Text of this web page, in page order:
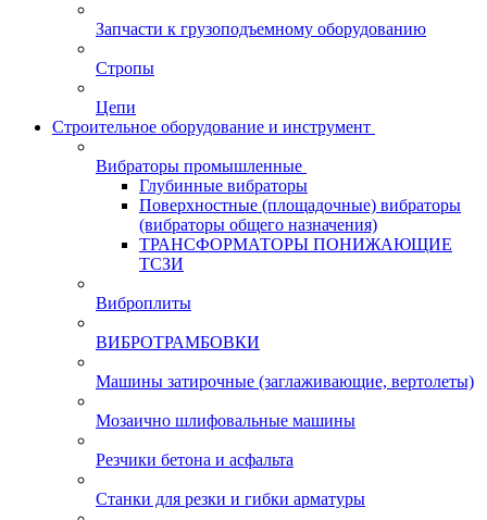
Запчасти к грузоподъемному оборудованию
Стропы
Цепи
Строительное оборудование и инструмент
Вибраторы промышленные
Глубинные вибраторы
Поверхностные (площадочные) вибраторы
(вибраторы общего назначения)
ТРАНСФОРМАТОРЫ ПОНИЖАЮЩИЕ
ТСЗИ
Виброплиты
ВИБРОТРАМБОВКИ
Машины затирочные (заглаживающие, вертолеты)
Мозаично шлифовальные машины
Резчики бетона и асфальта
Станки для резки и гибки арматуры